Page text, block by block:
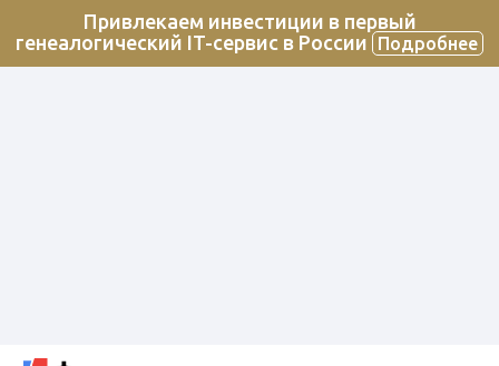
Привлекаем инвестиции в первый
генеалогический IT-сервис в России
Подробнее